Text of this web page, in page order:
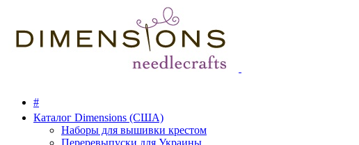
#
Каталог Dimensions (США)
Наборы для вышивки крестом
Переревыпуски для Украины